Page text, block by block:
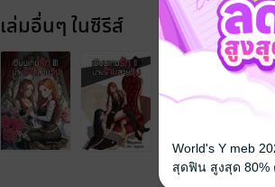
เล่มอื่นๆ ในซีรีส์
World's Y meb
สุดฟิน สูงสุด 80%